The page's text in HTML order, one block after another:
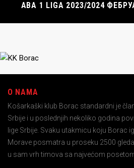
ABA 1 LIGA 2023/2024
O NAMA
Košarkaški klub Borac standardni je
Srbije i u poslednjih nekoliko godina
lige Srbije. Svaku utakmicu koju Borac
Morave posmatra u proseku 2500
u sam vrh timova sa najvećom